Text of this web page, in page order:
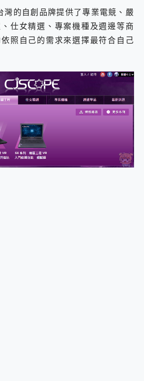
Xiaomi 14 Ultra 開箱 評測~ 有深度的 Leica 影像旗艦手機! 加碼小旗艦 Xiaomi 14 開箱 評測
vivo TWS 3e 真無線藍牙耳機智慧降噪升級、音質明亮溫潤，並支援雙設備連接~
MSI Claw 掌機專屬配件包 來囉 完美保護 MSI Claw A1M-026TW 電競掌機
一吸完美對位 擁有超強吸力與超好用的隱磁支架 O-ONE MAG 最會吸的行動電源 開箱 評測
Motorola edge 70 pro 及 moto g37 power上市，登錄在送飛利浦氣炸鍋
近八千元的 Soundcore Liberty 5 Pro Max，有螢幕的耳機會是智商稅嗎?
ASUS Pad 全面應援 Me Time，加碼愛奇藝黃金雙周卡體驗，專案價最低 NT$0 起
灣的自創品牌提供了專業電競、嚴
仕女精選、專案機種及週邊等商
照自己的需求來選擇最符合自己